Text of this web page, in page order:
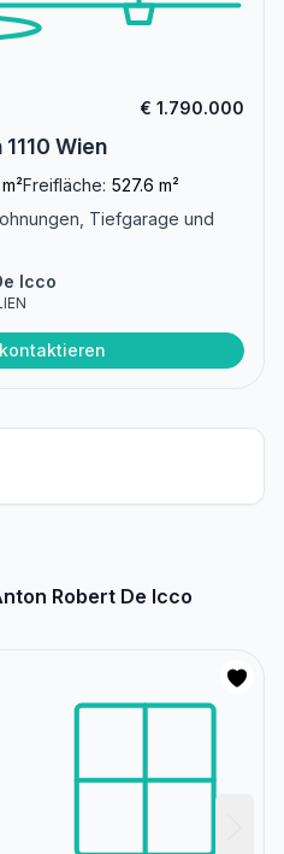
€ 1.790.000
Wien
Freifläche: 527.6 m²
Tiefgarage und
Icco
Robert De Icco